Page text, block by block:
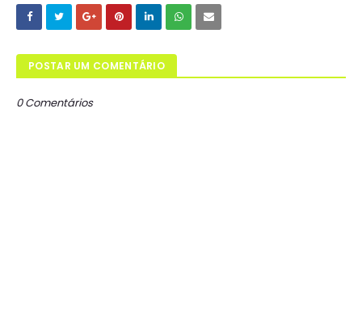
POSTAR UM COMENTÁRIO
0 Comentários